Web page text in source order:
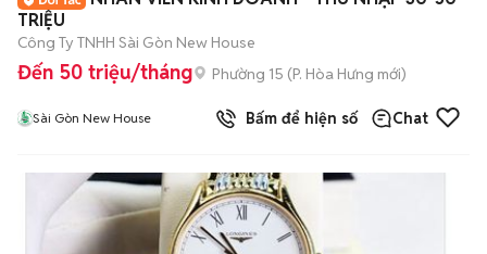
TRIỆU
Công Ty TNHH Sài Gòn New House
Đến 50 triệu/tháng Phường 15 (P. Hòa Hưng mới)
Sài Gòn New House Bấm để hiện số Chat